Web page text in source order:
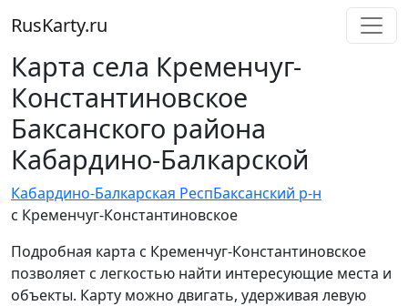
RusKarty.ru
Карта села Кременчуг-
Константиновское
Баксанского района
Кабардино-Балкарской
Кабардино-Балкарская РеспБаксанский р-н
с Кременчуг-Константиновское
Подробная карта с Кременчуг-Константиновское
позволяет с легкостью найти интересующие места и
объекты. Карту можно двигать, удерживая левую